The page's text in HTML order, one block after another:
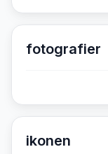
fotografier
ikonen